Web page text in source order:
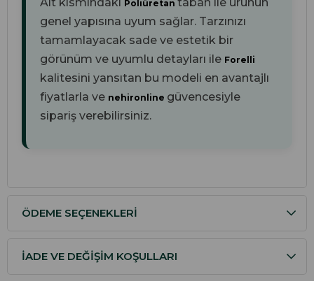
Poliüretan
genel yapısına uyum sağlar. Tarzınızı
tamamlayacak sade ve estetik bir
görünüm ve uyumlu detayları ile Forelli
kalitesini yansıtan bu modeli en avantajlı
fiyatlarla ve nehironline güvencesiyle
sipariş verebilirsiniz.
ÖDEME SEÇENEKLERI
İADE VE DEĞIŞIM KOŞULLARI